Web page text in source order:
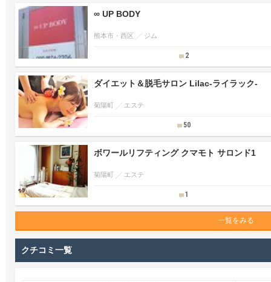
∞ UP BODY
熊本市・西区 ジム
2
ダイエット＆脱毛サロン Lilac-ライラック-
菊陽町 エステ
50
ボワールリフティング クマモト サロンド1
菊陽町 エステ
1
一覧をみる
クチコミ一覧